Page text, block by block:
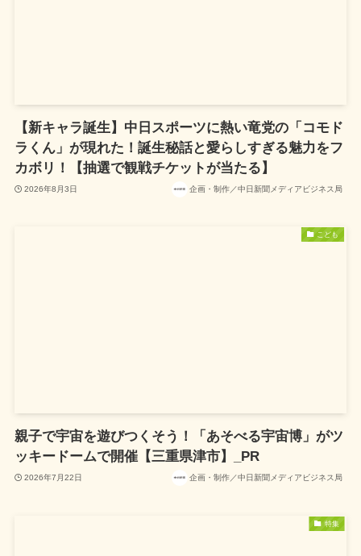
【新キャラ誕生】中日スポーツに熱い竜党の「コモド
ラくん」が現れた！誕生秘話と愛らしすぎる魅力をフ
カボリ！【抽選で観戦チケットが当たる】
2026年8月3日 企画・制作／中日新聞メディアビジネス局
こども
親子で宇宙を遊びつくそう！「あそべる宇宙博」がツ
ッキードームで開催【三重県津市】_PR
2026年7月22日 企画・制作／中日新聞メディアビジネス局
特集